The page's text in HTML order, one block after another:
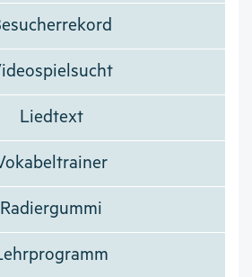
Liedtext
Radiergummi